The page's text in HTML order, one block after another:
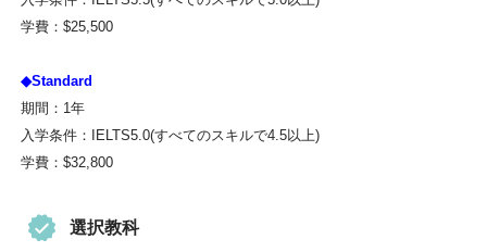
学費：$25,500
◆Standard
期間：1年
入学条件：IELTS5.0(すべてのスキルで4.5以上)
学費：$32,800
選択教科